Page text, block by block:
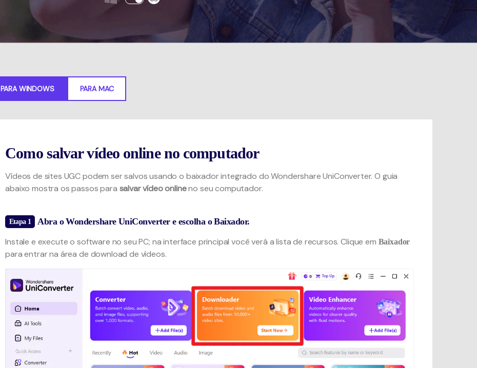
PARA WINDOWS PARA MAC
Como salvar vídeo online no computador
Vídeos de sites UGC podem ser salvos usando o baixador integrado do Wondershare UniConverter. O guia
abaixo mostra os passos para salvar vídeo onlineno seu computador.
Etapa 1 Abra o Wondershare UniConverter e escolha o Baixador.
Instale e execute o software no seu PC; na interface principal você verá a lista de recursos. Clique em Baixador
para entrar na área de download de vídeos.